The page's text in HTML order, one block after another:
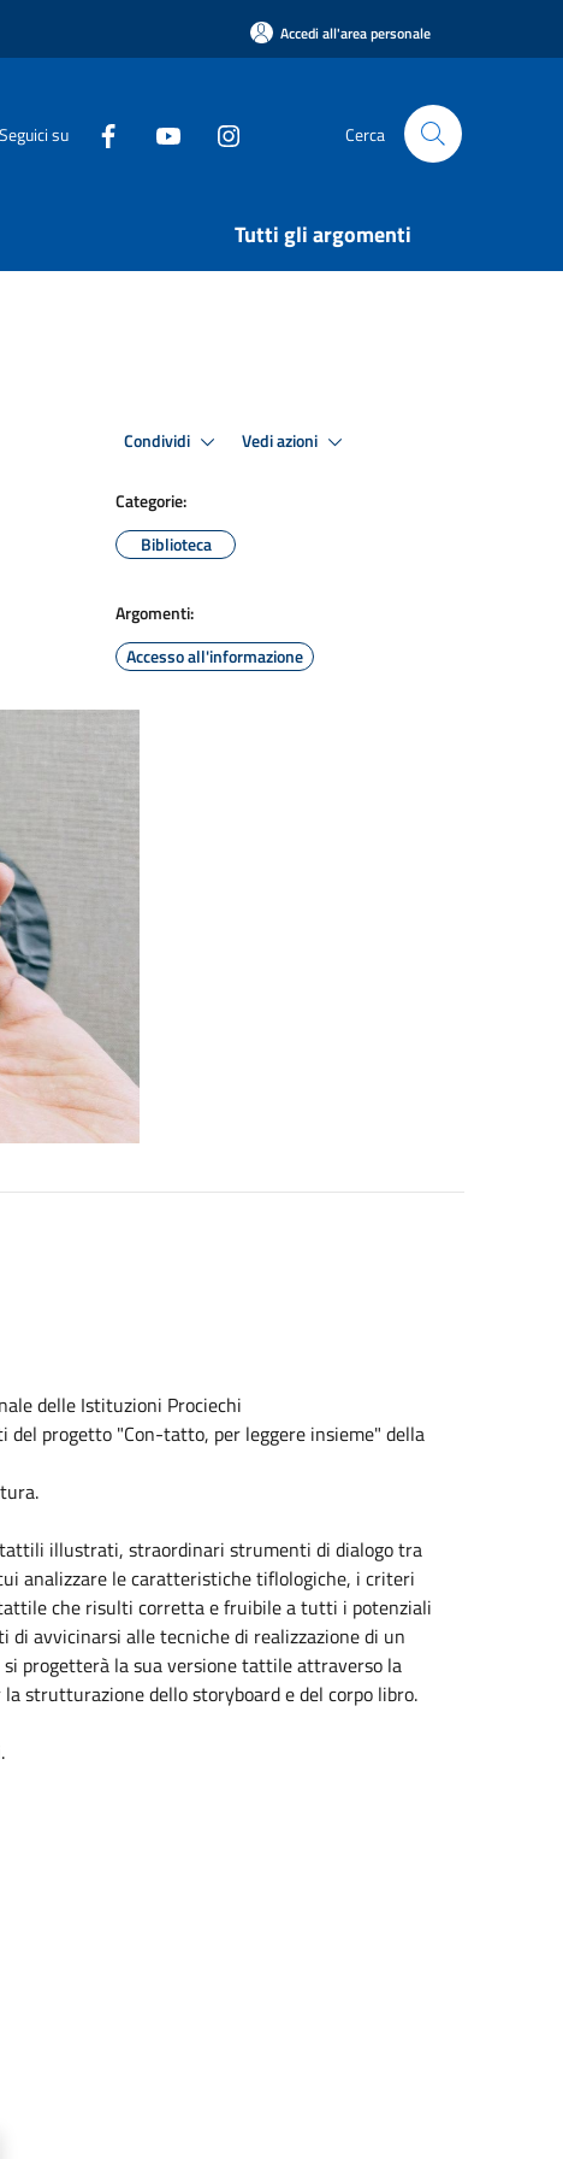
Accedi all'area personale
Seguici su Cerca
Tutti gli argomenti
Condividi Vedi azioni
Categorie:
Biblioteca
Argomenti:
Accesso all'informazione
delle Istituzioni Prociechi
progetto "Con-tatto, per leggere insieme" della
illustrati, straordinari strumenti di dialogo tra
analizzare le caratteristiche tiflologiche, i criteri
che risulti corretta e fruibile a tutti i potenziali
di avvicinarsi alle tecniche di realizzazione di un
si progetterà la sua versione tattile attraverso la
strutturazione dello storyboard e del corpo libro.